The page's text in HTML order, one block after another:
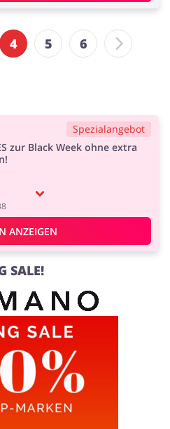
4 5 6
Spezialangebot
zur Black Week ohne extra
ANZEIGEN
SALE!